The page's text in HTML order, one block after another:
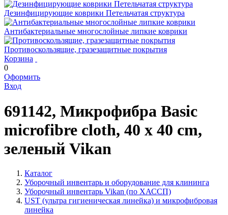
Дезинфицирующие коврики Петельчатая структура
Антибактериальные многослойные липкие коврики
Противоскользящие, гразезащитные покрытия
Корзина
0
Оформить
Вход
691142, Микрофибра Basic
microfibre cloth, 40 x 40 cm,
зеленый Vikan
Каталог
Уборочный инвентарь и оборудование для клининга
Уборочный инвентарь Vikan (по ХАССП)
UST (ультра гигиеническая линейка) и микрофибровая
линейка